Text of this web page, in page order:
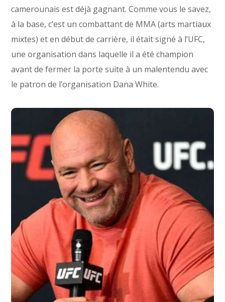
camerounais est déjà gagnant. Comme vous le savez,
à la base, c’est un combattant de MMA (arts martiaux
mixtes) et en début de carrière, il était signé à l’UFC,
une organisation dans laquelle il a été champion
avant de fermer la porte suite à un malentendu avec
le patron de l’organisation Dana White.